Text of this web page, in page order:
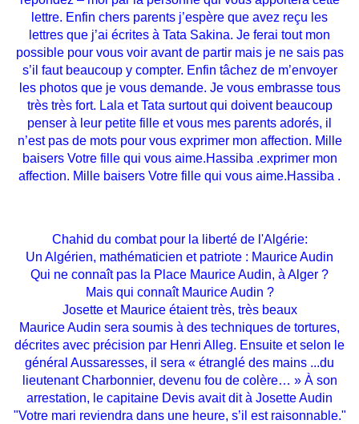
lettre. Enfin chers parents j’espère que avez reçu les
lettres que j’ai écrites à Tata Sakina. Je ferai tout mon
possible pour vous voir avant de partir mais je ne sais pas
s’il faut beaucoup y compter. Enfin tâchez de m’envoyer
les photos que je vous demande. Je vous embrasse tous
très très fort. Lala et Tata surtout qui doivent beaucoup
penser à leur petite fille et vous mes parents adorés, il
n’est pas de mots pour vous exprimer mon affection. Mille
baisers Votre fille qui vous aime.Hassiba .exprimer mon
affection. Mille baisers Votre fille qui vous aime.Hassiba .
Chahid du combat pour la liberté de l'Algérie:
Un Algérien, mathématicien et patriote : Maurice Audin
Qui ne connaît pas la Place Maurice Audin, à Alger ?
Mais qui connaît Maurice Audin ?
Josette et Maurice étaient très, très beaux
Maurice Audin sera soumis à des techniques de tortures,
décrites avec précision par Henri Alleg. Ensuite et selon le
général Aussaresses, il sera « étranglé des mains ...du
lieutenant Charbonnier, devenu fou de colère… » À son
arrestation, le capitaine Devis avait dit à Josette Audin
"Votre mari reviendra dans une heure, s’il est raisonnable."